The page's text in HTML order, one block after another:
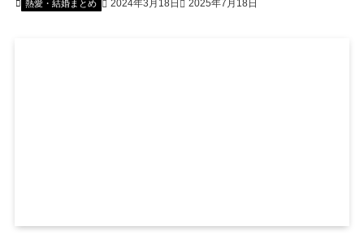
熱愛・結婚まとめ 2024年3月18日 2025年7月18日